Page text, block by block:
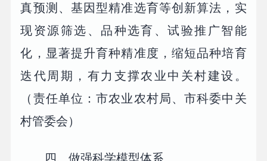
真预测、基因型精准选育等创新算法，实
现资源筛选、品种选育、试验推广智能
化，显著提升育种精准度，缩短品种培育
迭代周期，有力支撑农业中关村建设。
（责任单位：市农业农村局、市科委中关
村管委会）
四、做强科学模型体系